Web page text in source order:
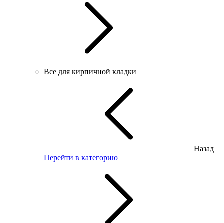
Все для кирпичной кладки
Назад
Перейти в категорию